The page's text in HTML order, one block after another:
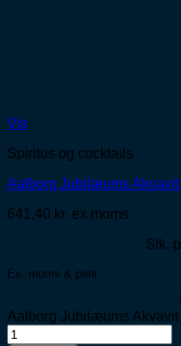
Vis
Spiritus og cocktails
Aalborg Jubilæums Akvavit
641,40 kr. ex moms
Stk.
Ex. moms & pant
Aalborg Jubilæums Akvavit